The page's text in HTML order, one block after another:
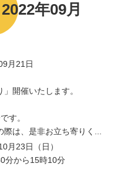
年09月
月21日
」開催いたします。
す。
は、是非お立ち寄りく...
月23日（日）
分から15時10分